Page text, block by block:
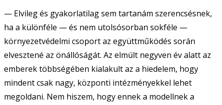
— Elvileg és gyakorlatilag sem tartanám szerencsésnek,
ha a különféle — és nem utolsósorban sokféle —
környezetvédelmi csoport az együttműködés során
elvesztené az önállóságát. Az elmúlt negyven év alatt az
emberek többségében kialakult az a hiedelem, hogy
mindent csak nagy, központi intézményekkel lehet
megoldani. Nem hiszem, hogy ennek a modellnek a